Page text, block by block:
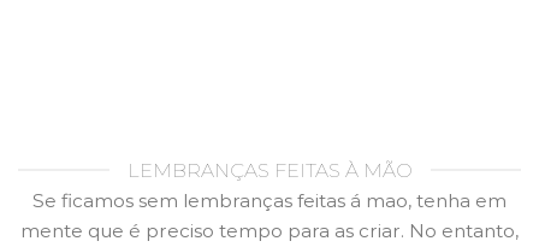
LEMBRANÇAS FEITAS À MÃO
Se ficamos sem lembranças feitas á mao, tenha em
mente que é preciso tempo para as criar. No entanto,